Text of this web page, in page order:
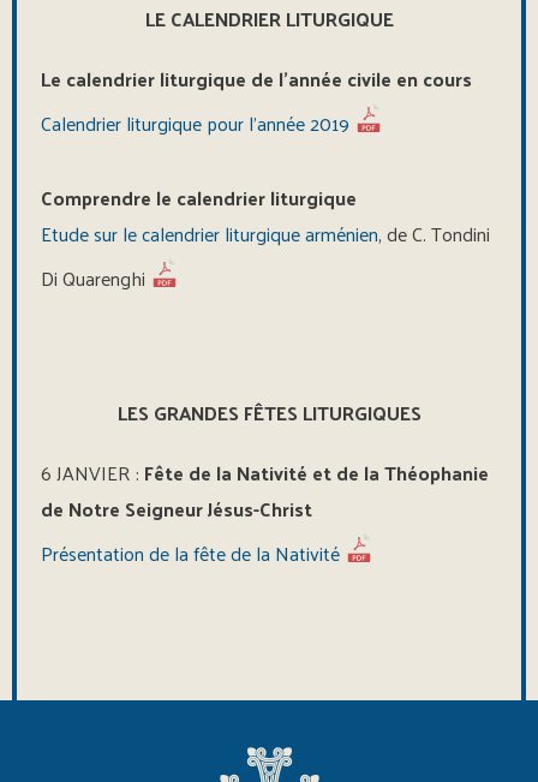
LE CALENDRIER LITURGIQUE
Le calendrier liturgique de l’année civile en cours
Calendrier liturgique pour l’année 2019
Comprendre le calendrier liturgique
Etude sur le calendrier liturgique arménien, de C. Tondini
Di Quarenghi
LES GRANDES FÊTES LITURGIQUES
6 JANVIER : Fête de la Nativité et de la Théophanie
de Notre Seigneur Jésus-Christ
Présentation de la fête de la Nativité